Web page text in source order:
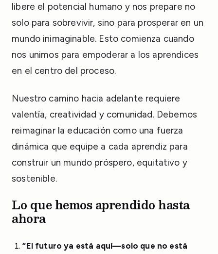
libere el potencial humano y nos prepare no
solo para sobrevivir, sino para prosperar en un
mundo inimaginable. Esto comienza cuando
nos unimos para empoderar a los aprendices
en el centro del proceso.
Nuestro camino hacia adelante requiere
valentía, creatividad y comunidad. Debemos
reimaginar la educación como una fuerza
dinámica que equipe a cada aprendiz para
construir un mundo próspero, equitativo y
sostenible.
Lo que hemos aprendido hasta
ahora
“El futuro ya está aquí—solo que no está